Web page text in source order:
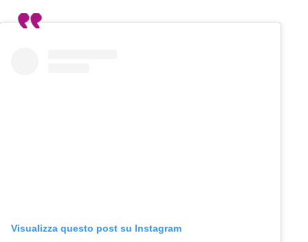
Visualizza questo post su Instagram